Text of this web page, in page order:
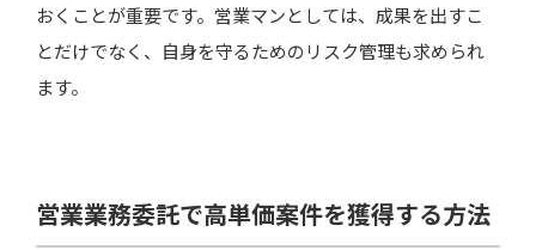
おくことが重要です。営業マンとしては、成果を出すこ
とだけでなく、自身を守るためのリスク管理も求められ
ます。
営業業務委託で高単価案件を獲得する方法